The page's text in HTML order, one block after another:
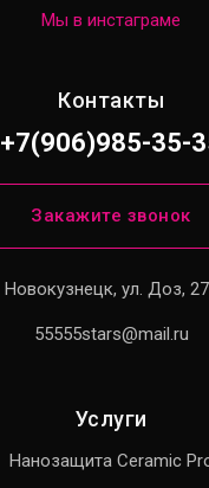
Услуги
Нанозащита Ceramic
Мы в инстаграме
+7(906)985-35-
Контакты
Новокузнецк, ул. Доз,
55555stars@mail.ru
Закажите звонок